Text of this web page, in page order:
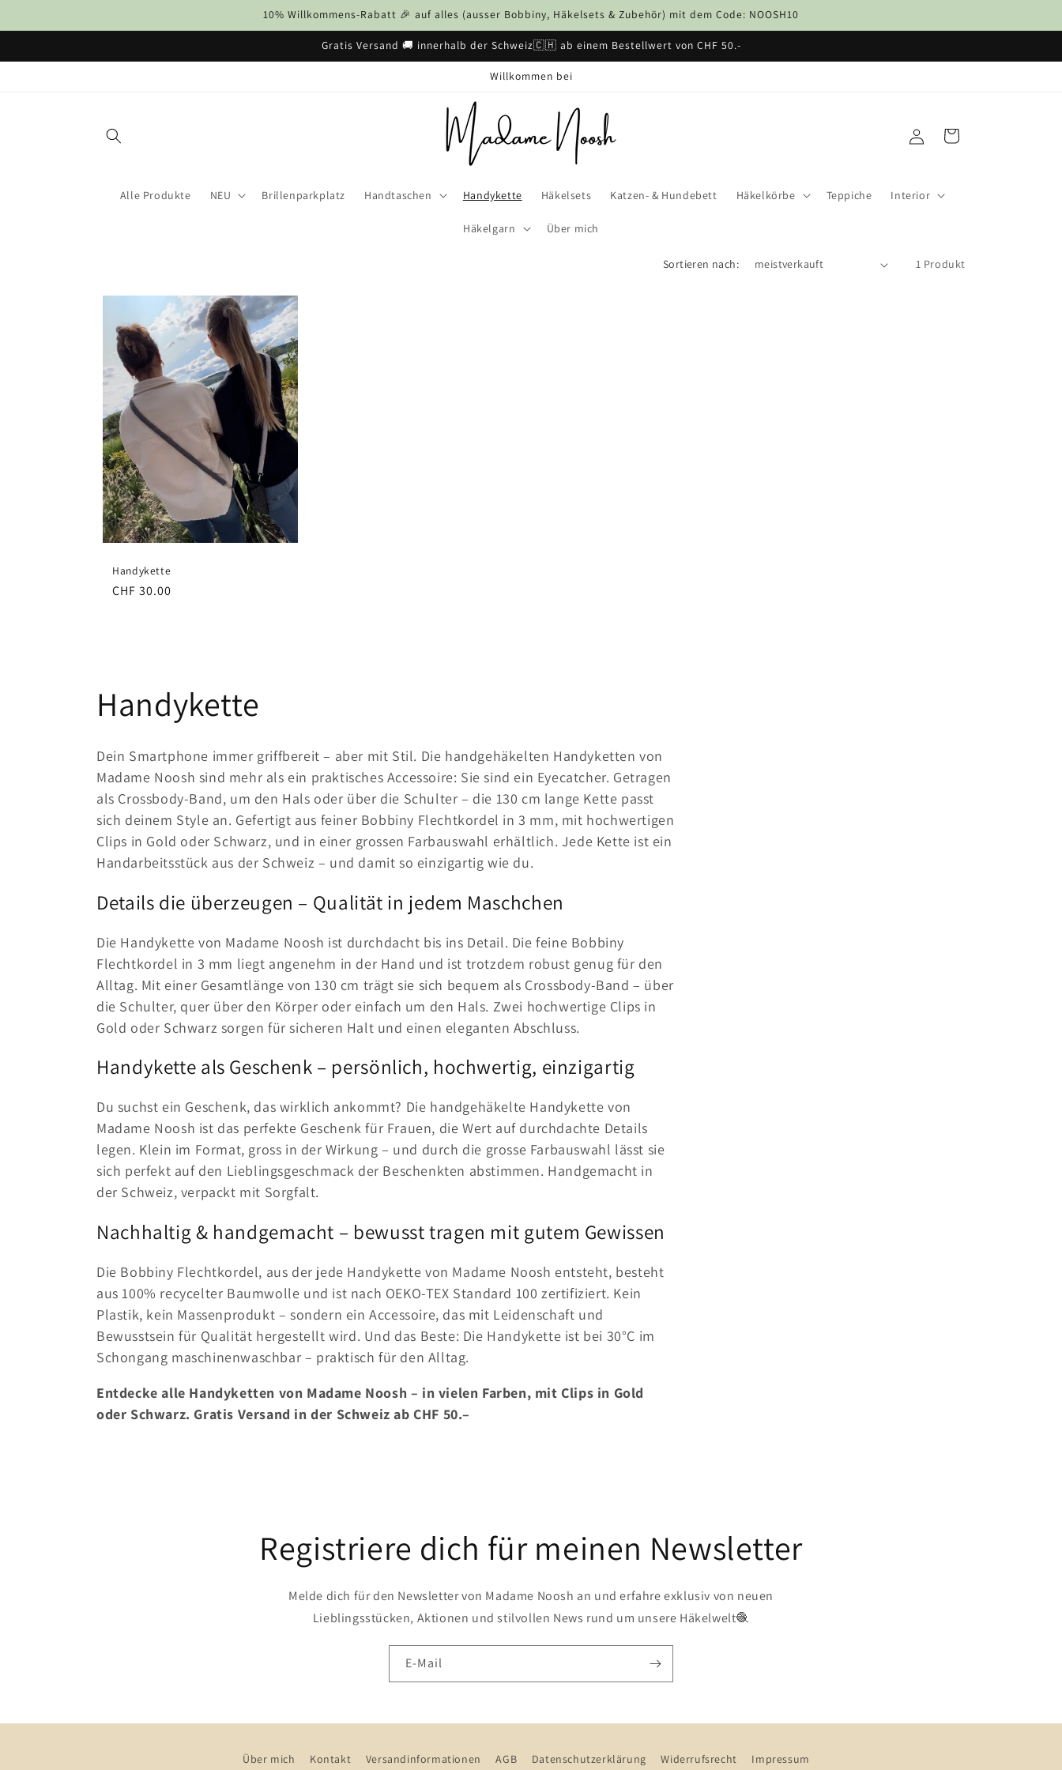
Inhalt
10% Willkommens-Rabatt 🎉 auf alles (ausser Bobbiny, Häkelsets & Zubehör) mit dem Code: NOOSH10
Gratis Versand 🚚 innerhalb der Schweiz🇨🇭 ab einem Bestellwert von CHF 50.-
Willkommen bei
Alle Produkte NEU Brillenparkplatz Handtaschen Handykette Häkelsets Katzen- & Hundebett Häkelkörbe Teppiche Interior
Häkelgarn Über mich
EinloggenWarenkorb
Sortieren nach: 1 Produkt
Handykette
Normaler
CHF 30.00
K
a
t
e
g
o
r
i
e
:
Handykette
Dein Smartphone immer griffbereit – aber mit Stil. Die handgehäkelten Handyketten von
Madame Noosh sind mehr als ein praktisches Accessoire: Sie sind ein Eyecatcher. Getragen
als Crossbody-Band, um den Hals oder über die Schulter – die 130 cm lange Kette passt
sich deinem Style an. Gefertigt aus feiner Bobbiny Flechtkordel in 3 mm, mit hochwertigen
Clips in Gold oder Schwarz, und in einer grossen Farbauswahl erhältlich. Jede Kette ist ein
Handarbeitsstück aus der Schweiz – und damit so einzigartig wie du.
Details die überzeugen – Qualität in jedem Maschchen
Die Handykette von Madame Noosh ist durchdacht bis ins Detail. Die feine Bobbiny
Flechtkordel in 3 mm liegt angenehm in der Hand und ist trotzdem robust genug für den
Alltag. Mit einer Gesamtlänge von 130 cm trägt sie sich bequem als Crossbody-Band – über
die Schulter, quer über den Körper oder einfach um den Hals. Zwei hochwertige Clips in
Gold oder Schwarz sorgen für sicheren Halt und einen eleganten Abschluss.
Handykette als Geschenk – persönlich, hochwertig, einzigartig
Du suchst ein Geschenk, das wirklich ankommt? Die handgehäkelte Handykette von
Madame Noosh ist das perfekte Geschenk für Frauen, die Wert auf durchdachte Details
legen. Klein im Format, gross in der Wirkung – und durch die grosse Farbauswahl lässt sie
sich perfekt auf den Lieblingsgeschmack der Beschenkten abstimmen. Handgemacht in
der Schweiz, verpackt mit Sorgfalt.
Nachhaltig & handgemacht – bewusst tragen mit gutem Gewissen
Die Bobbiny Flechtkordel, aus der jede Handykette von Madame Noosh entsteht, besteht
aus 100% recycelter Baumwolle und ist nach OEKO-TEX Standard 100 zertifiziert. Kein
Plastik, kein Massenprodukt – sondern ein Accessoire, das mit Leidenschaft und
Bewusstsein für Qualität hergestellt wird. Und das Beste: Die Handykette ist bei 30°C im
Schongang maschinenwaschbar – praktisch für den Alltag.
Entdecke alle Handyketten von Madame Noosh – in vielen Farben, mit Clips in Gold
oder Schwarz. Gratis Versand in der Schweiz ab CHF 50.–
Registriere dich für meinen Newsletter
Melde dich für den Newsletter von Madame Noosh an und erfahre exklusiv von neuen
Lieblingsstücken, Aktionen und stilvollen News rund um unsere Häkelwelt🧶
E-Mail
Über mich Kontakt Versandinformationen AGB Datenschutzerklärung Widerrufsrecht Impressum